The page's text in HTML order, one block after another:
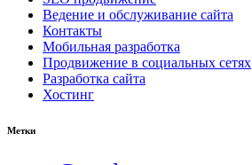
Ведение и обслуживание сайта
Контакты
Мобильная разработка
Продвижение в социальных сетях
Разработка сайта
Хостинг
Метки